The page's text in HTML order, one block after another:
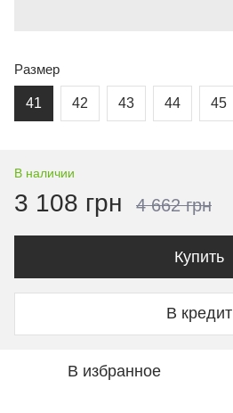
Размер
41 42 43 44 45
В наличии
3 108 грн 4 662 грн
Купить
В кредит
В избранное